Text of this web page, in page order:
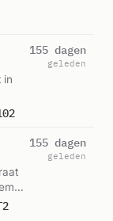
in
155 dagen
geleden
155 dagen
geleden